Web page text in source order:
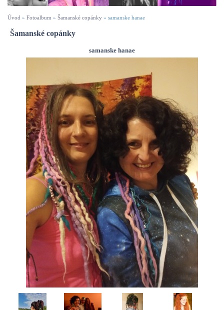
Úvod » Fotoalbum » Šamanské copánky » samanske hanae
Šamanské copánky
samanske hanae